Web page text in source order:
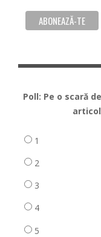
Poll: Pe o scară
1
2
3
4
5